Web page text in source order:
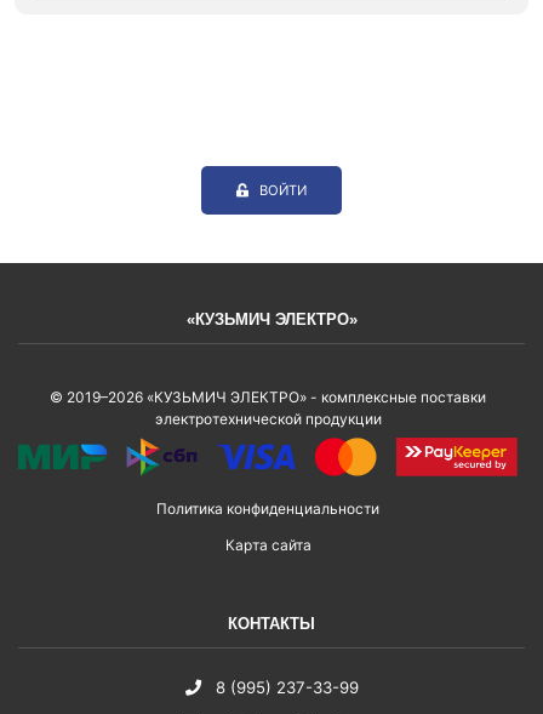
ВОЙТИ
«КУЗЬМИЧ ЭЛЕКТРО»
© 2019–2026 «КУЗЬМИЧ ЭЛЕКТРО» - комплексные поставки
электротехнической продукции
Политика конфиденциальности
Карта сайта
КОНТАКТЫ
8 (995) 237-33-99